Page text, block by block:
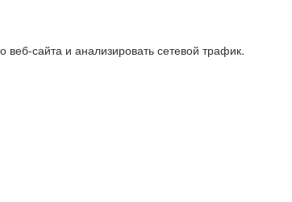
сайта и анализировать сетевой трафик.